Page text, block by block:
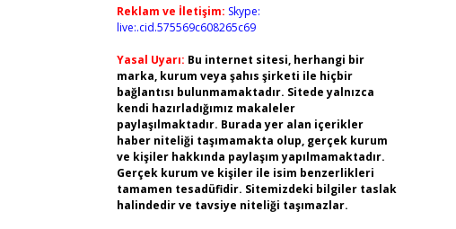
Reklam ve İletişim: Skype:
live:.cid.575569c608265c69
Yasal Uyarı: Bu internet sitesi, herhangi bir
marka, kurum veya şahıs şirketi ile hiçbir
bağlantısı bulunmamaktadır. Sitede yalnızca
kendi hazırladığımız makaleler
paylaşılmaktadır. Burada yer alan içerikler
haber niteliği taşımamakta olup, gerçek kurum
ve kişiler hakkında paylaşım yapılmamaktadır.
Gerçek kurum ve kişiler ile isim benzerlikleri
tamamen tesadüfidir. Sitemizdeki bilgiler taslak
halindedir ve tavsiye niteliği taşımazlar.